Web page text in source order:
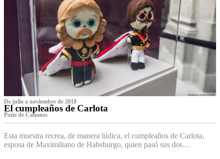
De julio a noviembre de 2018
El cumpleaños de Carlota
Patio de Cañones
Esta muestra recrea, de manera lúdica, el cumpleaños de Carlota,
esposa de Maximiliano de Habsburgo, quien pasó sus dos…